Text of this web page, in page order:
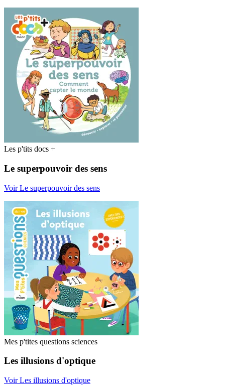
Les p'tits docs +
Le superpouvoir des sens
Voir Le superpouvoir des sens
Mes p'tites questions sciences
Les illusions d'optique
Voir Les illusions d'optique